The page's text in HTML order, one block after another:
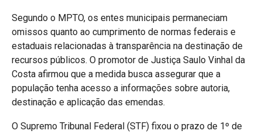
Segundo o MPTO, os entes municipais permaneciam
omissos quanto ao cumprimento de normas federais e
estaduais relacionadas à transparência na destinação de
recursos públicos. O promotor de Justiça Saulo Vinhal da
Costa afirmou que a medida busca assegurar que a
população tenha acesso a informações sobre autoria,
destinação e aplicação das emendas.
O Supremo Tribunal Federal (STF) fixou o prazo de 1º de